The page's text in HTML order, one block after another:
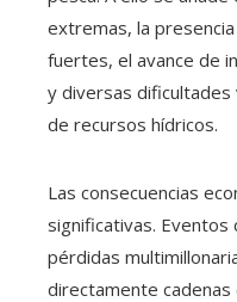
extremas, la
fuertes, el avance de
y diversas dificultades
de recursos hídricos.
Las consecuencias
significativas.
pérdidas
directamente